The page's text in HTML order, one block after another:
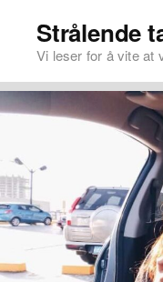
Strålende
Vi leser for å vite at